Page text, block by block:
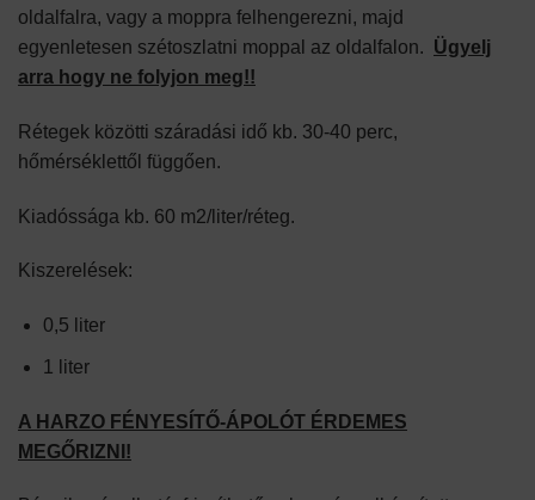
oldalfalra, vagy a moppra felhengerezni, majd
egyenletesen szétoszlatni moppal az oldalfalon. Ügyelj
arra hogy ne folyjon meg!!
Rétegek közötti száradási idő kb. 30-40 perc,
hőmérséklettől függően.
Kiadóssága kb. 60 m2/liter/réteg.
Kiszerelések:
0,5 liter
1 liter
A HARZO FÉNYESÍTŐ-ÁPOLÓT ÉRDEMES
MEGŐRIZNI!